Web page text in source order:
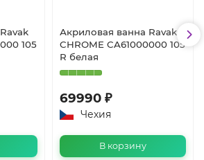
105
Акриловая ванна Ravak
CHROME CA61000000 105
R белая
69990 ₽
Чехия
В корзину